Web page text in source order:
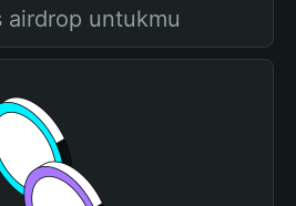
airdrop untukmu